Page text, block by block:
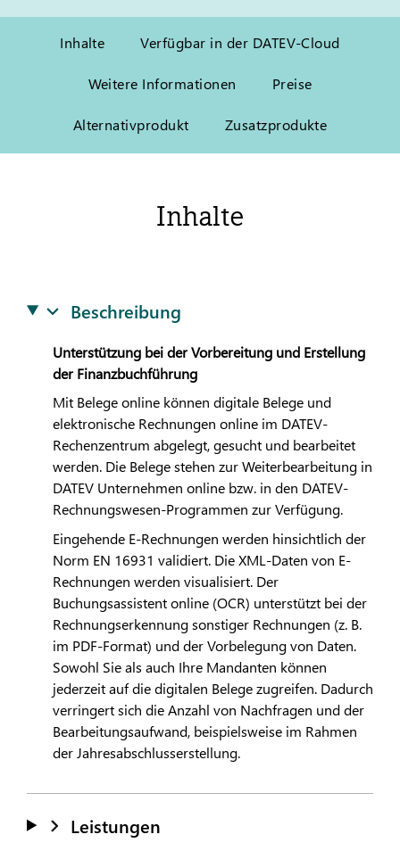
Inhalte Verfügbar in der DATEV-Cloud
Weitere Informationen Preise
Alternativprodukt Zusatzprodukte
Inhalte
Beschreibung
Unterstützung bei der Vorbereitung und Erstellung
der Finanzbuchführung
Mit Belege online können digitale Belege und
elektronische Rechnungen online im DATEV-
Rechenzentrum abgelegt, gesucht und bearbeitet
werden. Die Belege stehen zur Weiterbearbeitung in
DATEVUnternehmen online bzw. in den DATEV-
Rechnungswesen-Programmen zur Verfügung.
Eingehende E-Rechnungen werden hinsichtlich der
Norm EN 16931 validiert. Die XML-Daten von E-
Rechnungen werden visualisiert. Der
Buchungsassistent online (OCR) unterstützt bei der
Rechnungserkennung sonstiger Rechnungen (z. B.
im PDF-Format) und der Vorbelegung von Daten.
Sowohl Sie als auch Ihre Mandanten können
jederzeit auf die digitalen Belege zugreifen. Dadurch
verringert sich die Anzahl von Nachfragen und der
Bearbeitungsaufwand, beispielsweise im Rahmen
der Jahresabschlusserstellung.
Leistungen